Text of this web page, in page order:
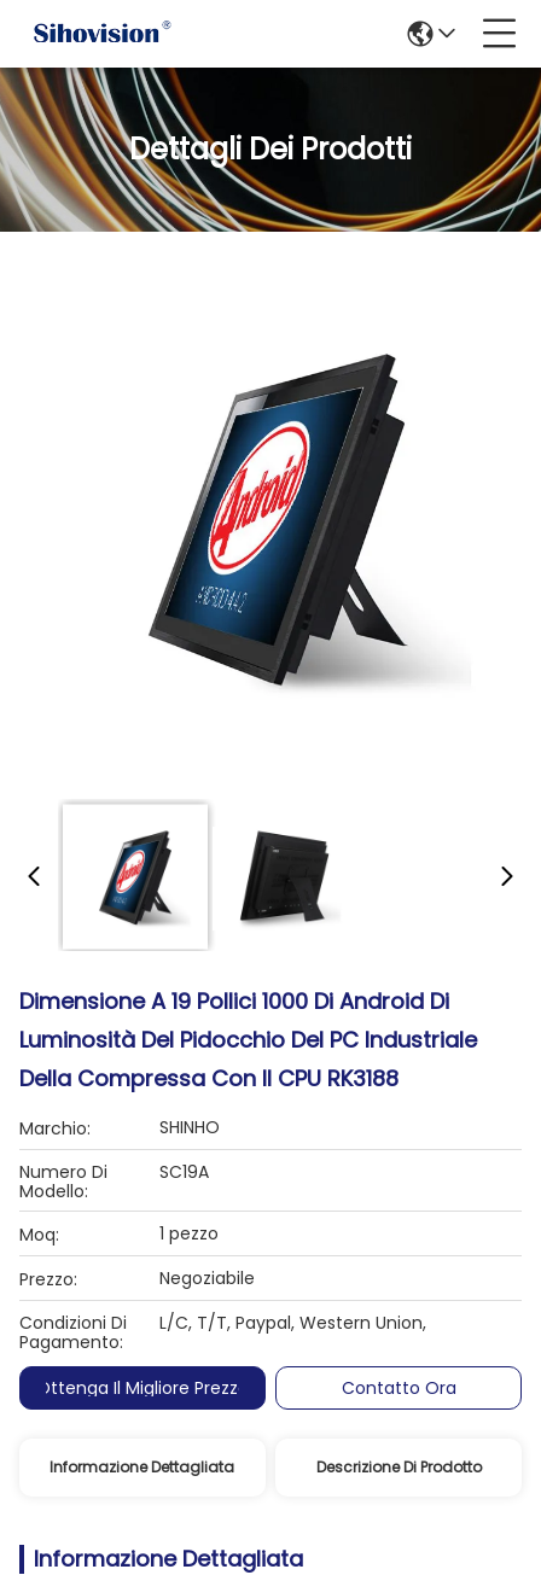
Dettagli Dei Prodotti
Dimensione A 19 Pollici 1000 Di Android Di
Luminosità Del Pidocchio Del PC Industriale
Della Compressa Con Il CPU RK3188
Marchio:
SHINHO
Numero Di
Modello:
SC19A
Moq:
1 pezzo
Prezzo:
Negoziabile
Condizioni Di
Pagamento:
L/C, T/T, Paypal, Western Union,
Ottenga Il Migliore Prezzo Contatto Ora
Informazione Dettagliata Descrizione Di Prodotto
Informazione Dettagliata